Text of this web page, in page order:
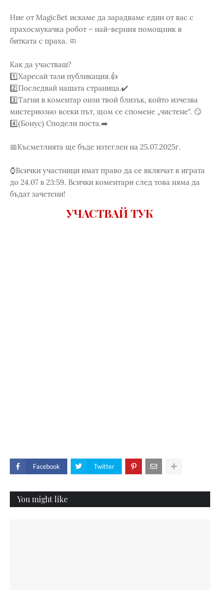
Ние от MagicBet искаме да зарадваме един от вас с
прахосмукачка робот – най-верния помощник в
битката с праха. 🧼
Как да участваш?
1️⃣Харесай тази публикация.👍
2️⃣Последвай нашата страница.✔️
3️⃣Тагни в коментар онзи твой близък, който изчезва
мистериозно всеки път, щом се спомене „чистене“. 😏
4️⃣(Бонус) Сподели поста.➡️
📅Късметлията ще бъде изтеглен на 25.07.2025г.
⌚Всички участници имат право да се включат в играта
до 24.07 в 23:59. Всички коментари след това няма да
бъдат зачетени!
УЧАСТВАЙ ТУК
Facebook Twitter
You might like